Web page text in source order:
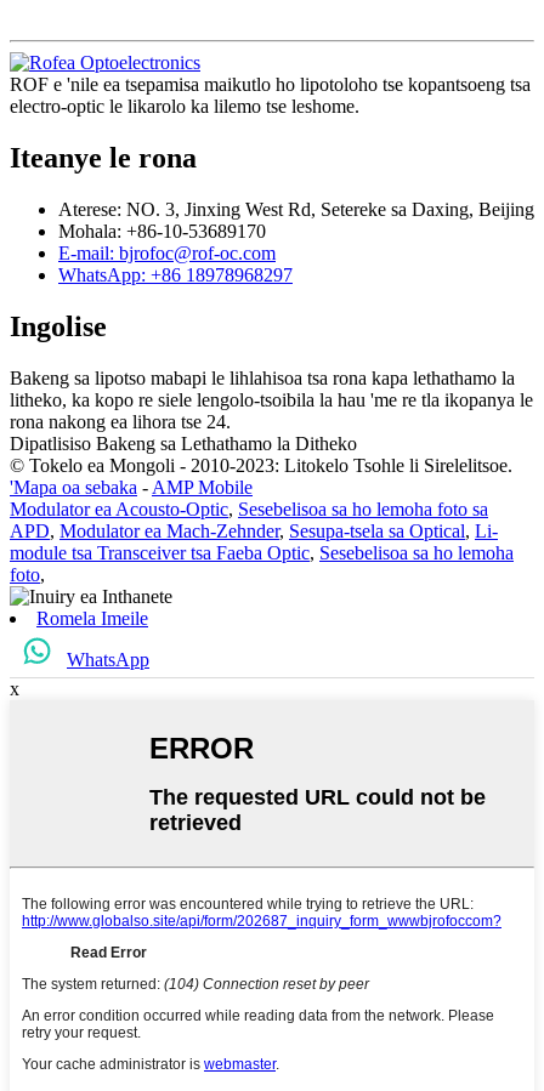
ROF e 'nile ea tsepamisa maikutlo ho lipotoloho tse kopantsoeng tsa
electro-optic le likarolo ka lilemo tse leshome.
Iteanye le rona
Aterese: NO. 3, Jinxing West Rd, Setereke sa Daxing, Beijing
Mohala: +86-10-53689170
E-mail: bjrofoc@rof-oc.com
WhatsApp: +86 18978968297
Ingolise
Bakeng sa lipotso mabapi le lihlahisoa tsa rona kapa lethathamo la
litheko, ka kopo re siele lengolo-tsoibila la hau 'me re tla ikopanya le
rona nakong ea lihora tse 24.
Dipatlisiso Bakeng sa Lethathamo la Ditheko
© Tokelo ea Mongoli - 2010-2023: Litokelo Tsohle li Sirelelitsoe.
'Mapa oa sebaka - AMP Mobile
Modulator ea Acousto-Optic, Sesebelisoa sa ho lemoha foto sa
APD, Modulator ea Mach-Zehnder, Sesupa-tsela sa Optical, Li-
module tsa Transceiver tsa Faeba Optic, Sesebelisoa sa ho lemoha
foto,
Romela Imeile
WhatsApp
x